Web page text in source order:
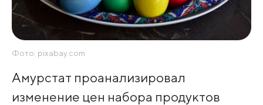
Фото: pixabay.com
Амурстат проанализировал
изменение цен набора продуктов